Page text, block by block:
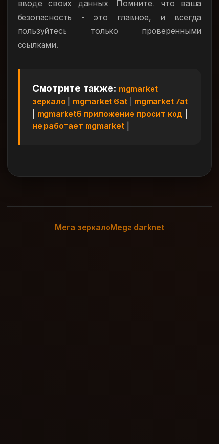
вводе своих данных. Помните, что ваша
безопасность - это главное, и всегда
пользуйтесь только проверенными
ссылками.
Смотрите также: mgmarket
зеркало
mgmarket 6at
mgmarket 7at
mgmarket6 приложение просит код
не работает mgmarket
Мега зеркалоMega darknet